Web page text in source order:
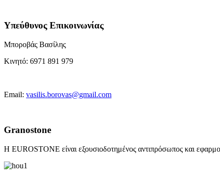
Υπεύθυνος Επικοινωνίας
Μποροβάς Βασίλης
Κινητό: 6971 891 979
Email: vasilis.borovas@gmail.com
Granostone
Η EUROSTONE είναι εξουσιοδοτημένος αντιπρόσωπος και